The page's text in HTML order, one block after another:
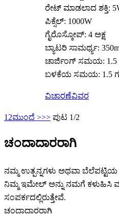
ರೇಟ್ ಮಾಡಲಾದ ಶಕ್ತಿ:
ಪಿಕ್ಸೆಲ್: 1000W
ಗೈರೊಸ್ಕೋಪ್: 4 ಅಕ್ಷ
ಬ್ಯಾಟರಿ ಸಾಮರ್ಥ್ಯ:
ಚಾರ್ಜಿಂಗ್ ಸಮಯ: 1.5
ಬಳಕೆಯ ಸಮಯ: 1.5
ವಿಚಾರಣೆವಿವರ
1 2ಮುಂದೆ >>> ಪುಟ 1/2
ಚಂದಾದಾರರಾಗಿ
ನಮ್ಮ ಉತ್ಪನ್ನಗಳು ಅಥವಾ ಬೆಲೆಪಟ್ಟಿಯ
ನಿಮ್ಮ ಇಮೇಲ್ ಅನ್ನು ನಮಗೆ ಕಳುಹಿಸಿ
ಸಂಪರ್ಕದಲ್ಲಿರುತ್ತೇವೆ.
ಚಂದಾದಾರರಾಗಿ